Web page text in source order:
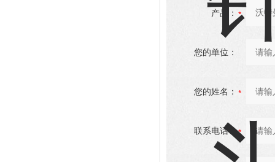
产品：
您的单位：
您的姓名：
联系电话：